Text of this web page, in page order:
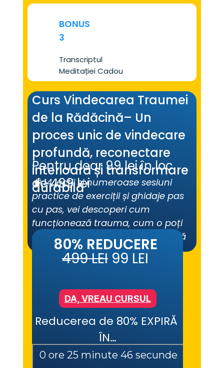
BONUS
3
Transcriptul
Meditației Cadou
Curs Vindecarea Traumei
de la Rădăcină– Un
proces unic de vindecare
profundă, reconectare
interioară și transformare
durabilă
Pentru doar 99 lei în loc
de 499 lei
🧠 14 lecții și numeroase sesiuni
practice de exerciții și ghidaje pas
cu pas, vei descoperi cum
funcționează trauma, cum o poți
elibera din corp și minte și cum să
transformi fiecare experiență
dureroasă într-o resursă de
80% REDUCERE
DA, VREAU CURSUL
499 LEI 99 LEI
Reducerea de 80% EXPIRĂ
ÎN…